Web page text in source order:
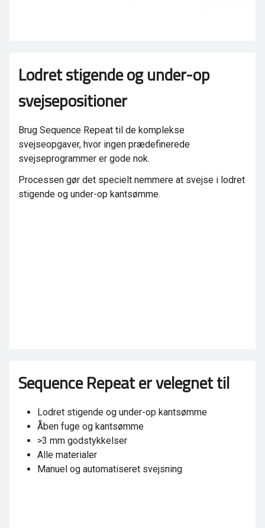
Lodret stigende og under-op
svejsepositioner
Brug Sequence Repeat til de komplekse
svejseopgaver, hvor ingen prædefinerede
svejseprogrammer er gode nok.
Processen gør det specielt nemmere at svejse i lodret
stigende og under-op kantsømme.
Sequence Repeat er velegnet til
Lodret stigende og under-op kantsømme
Åben fuge og kantsømme
>3 mm godstykkelser
Alle materialer
Manuel og automatiseret svejsning